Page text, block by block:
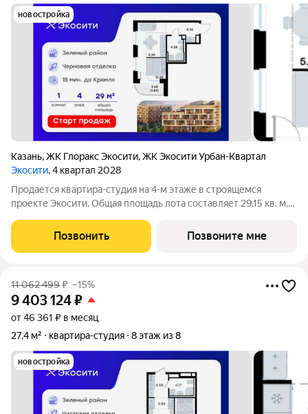
новостройка
Казань,ЖК Глоракс Экосити,ЖК Экосити Урбан-Квартал
Экосити, 4 квартал 2028
Продается квартира-студия на 4-м этаже в строящемся
проекте Экосити. Общая площадь лота составляет 29,15 кв. м,
кухонную зону. Номер квартиры - 30 Преимущества квартиры
в Урбан-квартале: -
Позвонить Позвоните мне
11 062 499₽ –15%
9 403 124₽
от 46 361 ₽ в месяц
27,4 м²
квартира-студия 8 этаж из 8
новостройка